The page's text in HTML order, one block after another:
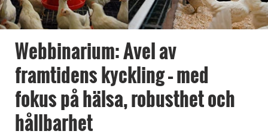
Webbinarium: Avel av
framtidens kyckling – med
fokus på hälsa, robusthet och
hållbarhet